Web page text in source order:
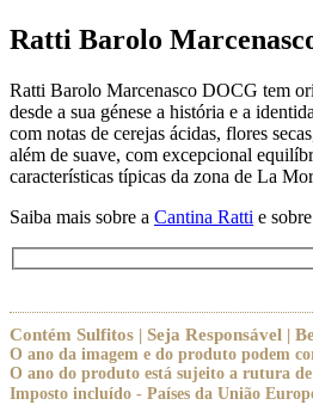
Ratti Barolo
Ratti Barolo Marcenasco DOCG tem
desde a sua génese a história e a
com notas de cerejas ácidas, flores
além de suave, com excepcional
características típicas da zona de La
Saiba mais sobre a Cantina Ratti e
Contém Sulfitos | Seja Responsável |
O ano da imagem e do produto podem
O ano do produto está sujeito a rutura
Imposto incluído - Países da União